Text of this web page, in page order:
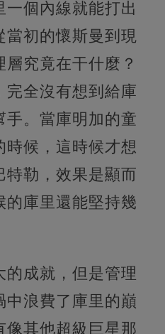
個內線就能打出
當初的懷斯曼到現
究竟在干什麼？
完全沒有想到給庫
手。當庫明加的童
候，這時候才想
特勒，效果是顯而
的庫里還能堅持幾
的成就，但是管理
中浪費了庫里的巔
像其他超級巨星那